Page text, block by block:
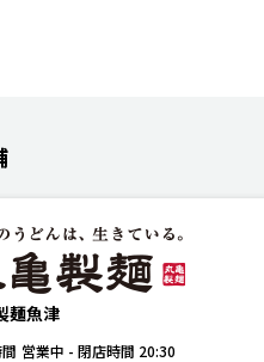
麺魚津
営業中 - 閉店時間 20:30